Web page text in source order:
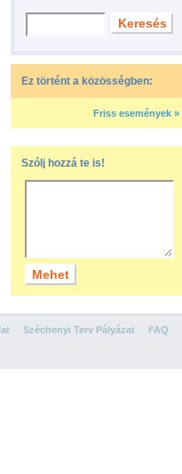
Ez történt a közösségben:
Friss események »
Szólj hozzá te is!
Széchenyi Terv Pályázat FAQ